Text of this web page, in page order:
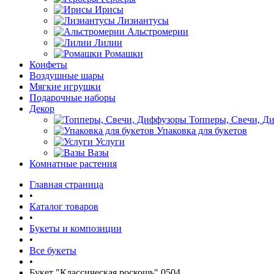
Ирисы
Лизиантусы
Альстромерии
Лилии
Ромашки
Конфеты
Воздушные шары
Мягкие игрушки
Подарочные наборы
Декор
Топперы, Свечи,
Упаковка для букетов
Услуги
Вазы
Комнатные растения
Главная страница
•
Каталог товаров
•
Букеты и композиции
•
Все букеты
•